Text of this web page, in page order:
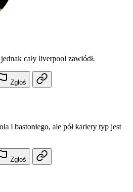
cały liverpool zawiódł.
Zgłoś
i bastoniego, ale pół kariery typ jest
Zgłoś